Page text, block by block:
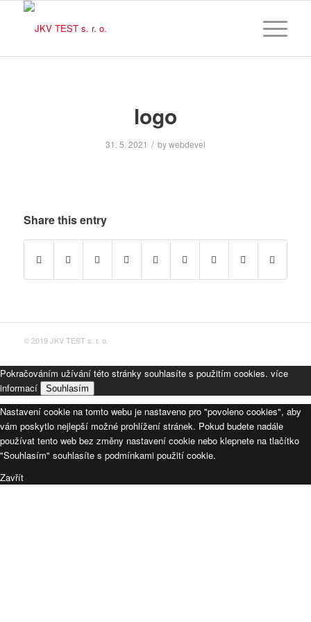
logo
31. 5. 2021 / bywebdevel
Share this entry
© 2019 JKV TEST s. r. o.
Pokračováním užívání této stránky souhlasíte s použitím cookies. více
informací
Souhlasím
Nastavení cookie na tomto webu je nastaveno pro "povoleno cookies", aby
vám poskytlo nejlepší možné prohlížení stránek. Pokud budete nadále
používat tento web bez změny nastavení cookie nebo klepnete na tlačítko
"Souhlasím" souhlasíte s podmínkami použití cookie.
Zavřít